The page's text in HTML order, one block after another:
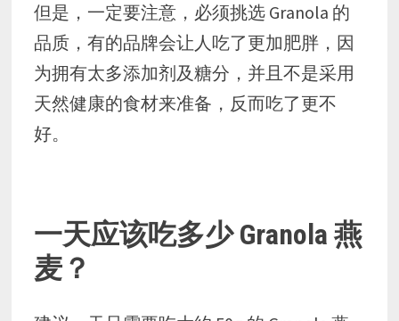
但是，一定要注意，必须挑选 Granola 的
品质，有的品牌会让人吃了更加肥胖，因
为拥有太多添加剂及糖分，并且不是采用
天然健康的食材来准备，反而吃了更不
好。
一天应该吃多少 Granola 燕
麦？